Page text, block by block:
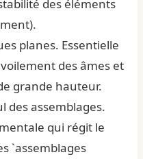
des éléments
planes. Essentielle
des âmes et
grande hauteur.
des assemblages.
qui régit le
`assemblages